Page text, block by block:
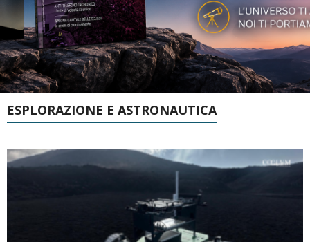
ESPLORAZIONE E ASTRONAUTICA